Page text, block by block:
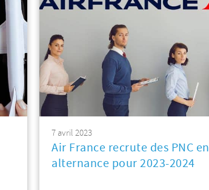
7 avril 2023
Air France recrute des PNC en
alternance pour 2023-2024